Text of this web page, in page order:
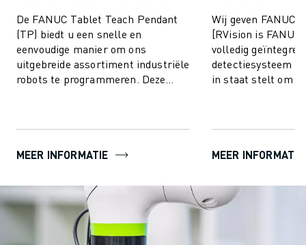
De FANUC Tablet Teach Pendant
(TP) biedt u een snelle en
eenvoudige manier om ons
uitgebreide assortiment industriële
robots te programmeren. Deze
MEER INFORMATIE
Wij geven FANUC
[RVision is
volledig
detectiesysteem
in staat stelt om
MEER INFORMATIE